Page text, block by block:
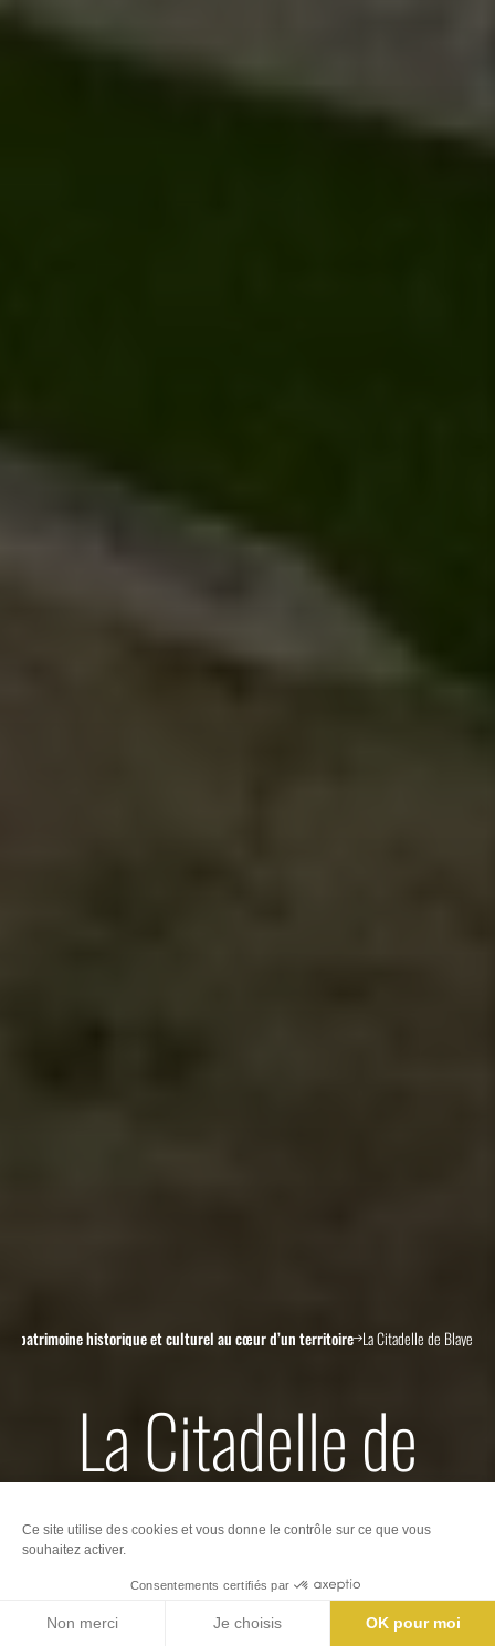
Nos offices de Tourisme Billetterie
Un patrimoine historique et culturel au cœur d’un territoire La Citadelle de Blaye
La Citadelle de
Blaye